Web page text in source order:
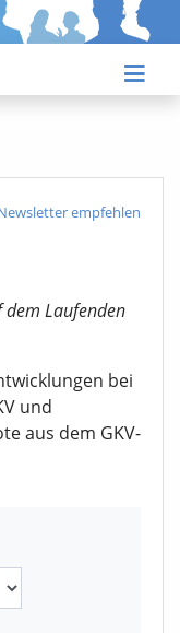
empfehlen
dem Laufenden
bei
und
aus dem GKV-